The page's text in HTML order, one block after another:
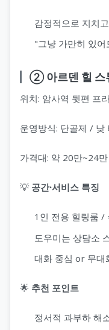
감정적으로 지치
"그냥 가만히 있
② 아르덴 힐 스
위치: 암사역 뒷편 프
운영방식: 단골제 / 낮
가격대: 약 20만~24만
💡 공간·서비스 특징
1인 전용 힐링룸 /
도우미는 상담소
대화 중심 or 무대
🌟 추천 포인트
정서적 과부하 해